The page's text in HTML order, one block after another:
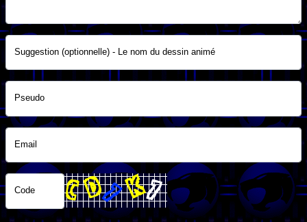
Suggestion (optionnelle) - Le nom du dessin animé
Pseudo
Email
Code